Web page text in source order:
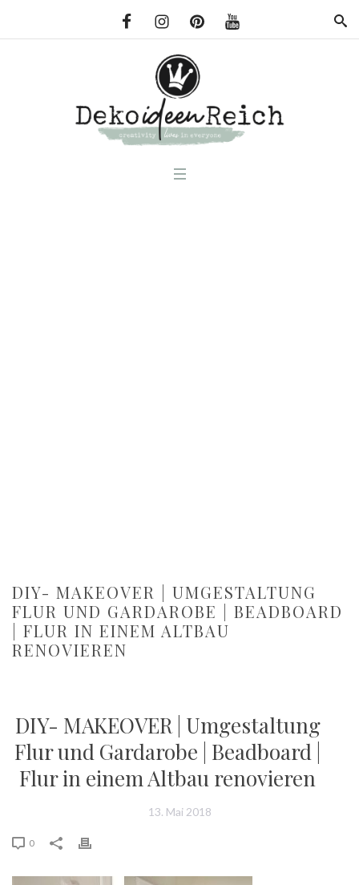
DIY- MAKEOVER | UMGESTALTUNG
FLUR UND GARDAROBE | BEADBOARD
| FLUR IN EINEM ALTBAU
RENOVIEREN
DIY- MAKEOVER | Umgestaltung
Flur und Gardarobe | Beadboard |
Flur in einem Altbau renovieren
13. Mai 2018
0